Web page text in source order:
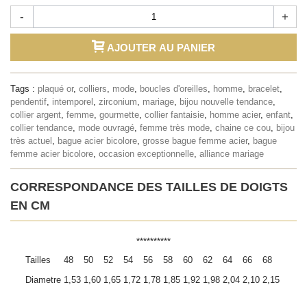
- +
AJOUTER AU PANIER
Tags : plaqué or, colliers, mode, boucles d'oreilles, homme, bracelet,
pendentif, intemporel , zirconium, mariage, bijou nouvelle tendance,
collier argent, femme, gourmette, collier fantaisie, homme acier, enfant,
collier tendance, mode ouvragé, femme très mode, chaine ce cou, bijou
très actuel , bague acier bicolore, grosse bague femme acier, bague
femme acier bicolore, occasion exceptionnelle, alliance mariage
CORRESPONDANCE DES TAILLES DE DOIGTS
EN CM
**********
Tailles
48 50 52 54 56 58 60 62 64 66
68
Diametre 1,53 1,60 1,65 1,72 1,78 1,85 1,92 1,98 2,04 2,10 2,15